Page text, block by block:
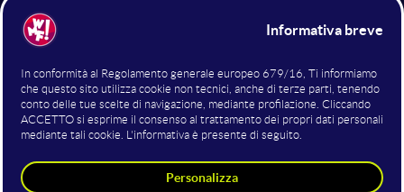
Digital Platforms & Charity